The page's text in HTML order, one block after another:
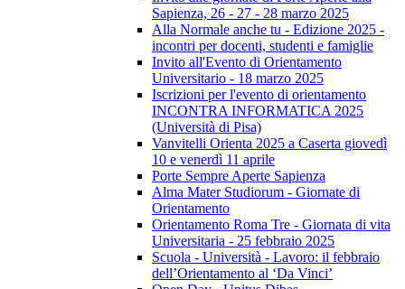
Sapienza, 26 - 27 - 28 marzo 2025
Alla Normale anche tu - Edizione 2025 -
incontri per docenti, studenti e famiglie
Invito all'Evento di Orientamento
Universitario - 18 marzo 2025
Iscrizioni per l'evento di orientamento
INCONTRA INFORMATICA 2025
(Università di Pisa)
Vanvitelli Orienta 2025 a Caserta giovedì
10 e venerdì 11 aprile
Porte Sempre Aperte Sapienza
Alma Mater Studiorum - Giornate di
Orientamento
Orientamento Roma Tre - Giornata di vita
Universitaria - 25 febbraio 2025
Scuola - Università - Lavoro: il febbraio
dell’Orientamento al ‘Da Vinci’